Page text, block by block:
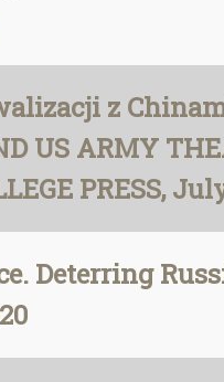
z
US ARMY
PRESS,
Deterring